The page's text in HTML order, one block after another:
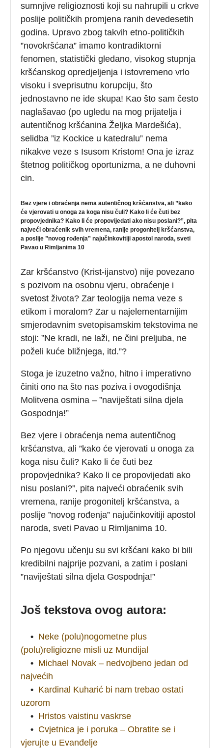
sumnjive religioznosti koji su nahrupili u crkve
poslije političkih promjena ranih devedesetih
godina. Upravo zbog takvih etno-političkih
”novokršćana” imamo kontradiktorni
fenomen, statistički gledano, visokog stupnja
kršćanskog opredjeljenja i istovremeno vrlo
visoku i sveprisutnu korupciju, što
jednostavno ne ide skupa! Kao što sam često
naglašavao (po ugledu na mog prijatelja i
autentičnog kršćanina Željka Mardešića),
selidba ”iz Kockice u katedralu” nema
nikakve veze s Isusom Kristom! Ona je izraz
štetnog političkog oportunizma, a ne duhovni
cin.
Bez vjere i obraćenja nema autentičnog kršćanstva, ali ”kako
će vjerovati u onoga za koga nisu čuli? Kako li će čuti bez
propovjednika? Kako li će propovijedati ako nisu poslani?”, pita
najveći obraćenik svih vremena, ranije progonitelj kršćanstva,
a poslije ”novog rođenja” najučinkovitiji apostol naroda, sveti
Pavao u Rimljanima 10
Zar kršćanstvo (Krist-ijanstvo) nije povezano
s pozivom na osobnu vjeru, obraćenje i
svetost života? Zar teologija nema veze s
etikom i moralom? Zar u najelementarnijim
smjerodavnim svetopisamskim tekstovima ne
stoji: ”Ne kradi, ne laži, ne čini preljuba, ne
poželi kuće bližnjega, itd.”?
Stoga je izuzetno važno, hitno i imperativno
činiti ono na što nas poziva i ovogodišnja
Molitvena osmina – ”naviještati silna djela
Gospodnja!”
Bez vjere i obraćenja nema autentičnog
kršćanstva, ali ”kako će vjerovati u onoga za
koga nisu čuli? Kako li će čuti bez
propovjednika? Kako li ce propovijedati ako
nisu poslani?”, pita najveći obraćenik svih
vremena, ranije progonitelj kršćanstva, a
poslije ”novog rođenja” najučinkovitiji apostol
naroda, sveti Pavao u Rimljanima 10.
Po njegovu učenju su svi kršćani kako bi bili
kredibilni najprije pozvani, a zatim i poslani
”naviještati silna djela Gospodnja!”
Još tekstova ovog autora:
• Neke (polu)nogometne plus
(polu)religiozne misli uz Mundijal
• Michael Novak – nedvojbeno jedan od
najvećih
• Kardinal Kuharić bi nam trebao ostati
uzorom
• Hristos vaistinu vaskrse
• Cvjetnica je i poruka – Obratite se i
vjerujte u Evanđelje